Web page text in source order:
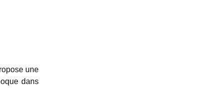
une
dans